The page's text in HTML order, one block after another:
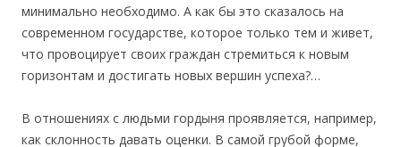
минимально необходимо. А как бы это сказалось на
современном государстве, которое только тем и живет,
что провоцирует своих граждан стремиться к новым
горизонтам и достигать новых вершин успеха?…
В отношениях с людьми гордыня проявляется, например,
как склонность давать оценки. В самой грубой форме,